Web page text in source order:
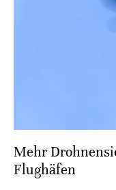
Mehr
Flughäfen